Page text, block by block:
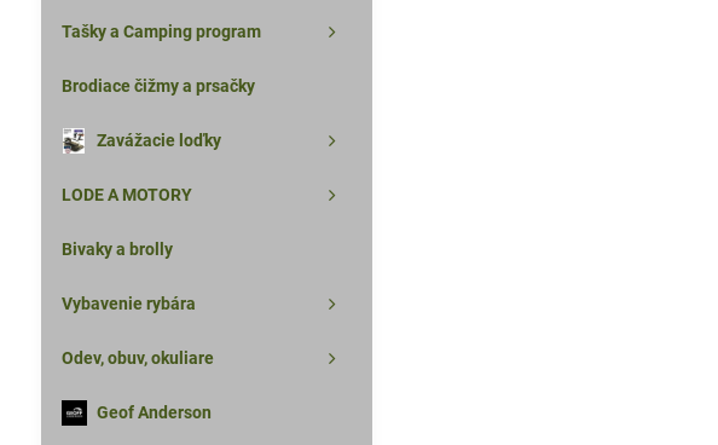
Tašky a Camping program
Brodiace čižmy a prsačky
Zavážacie loďky
LODE A MOTORY
Bivaky a brolly
Vybavenie rybára
Odev, obuv, okuliare
Geof Anderson